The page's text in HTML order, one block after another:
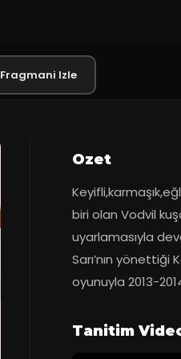
Fragmani Izle
Ozet
biri olan Vodvil
uyarlamasıyla
Sarı’nın yönettiği
oyunuyla 2013-
Tanitim